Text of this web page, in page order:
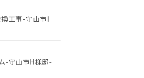
工事-守山市I
-守山市H様邸-